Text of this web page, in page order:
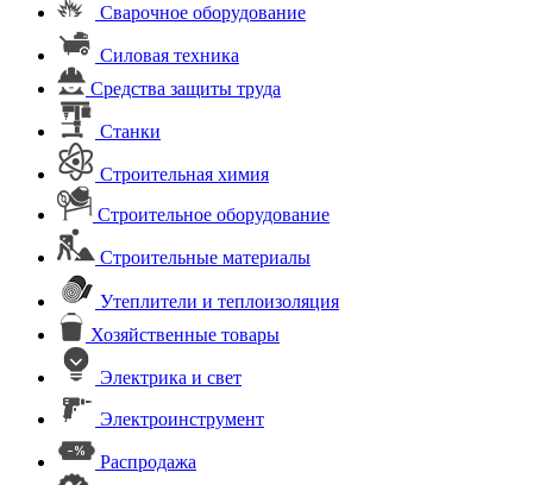
Сварочное оборудование
Силовая техника
Средства защиты труда
Станки
Строительная химия
Строительное оборудование
Строительные материалы
Утеплители и теплоизоляция
Хозяйственные товары
Электрика и свет
Электроинструмент
Распродажа